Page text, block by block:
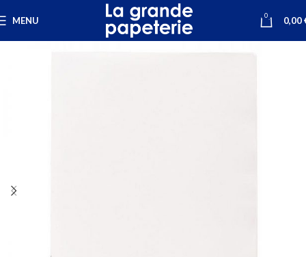
MENU 0 0,00